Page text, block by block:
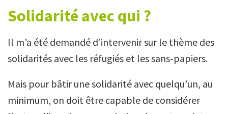
Solidarité avec qui ?
Il m’a été demandé d’intervenir sur le thème des
solidarités avec les réfugiés et les sans-papiers.
Mais pour bâtir une solidarité avec quelqu’un, au
minimum, on doit être capable de considérer